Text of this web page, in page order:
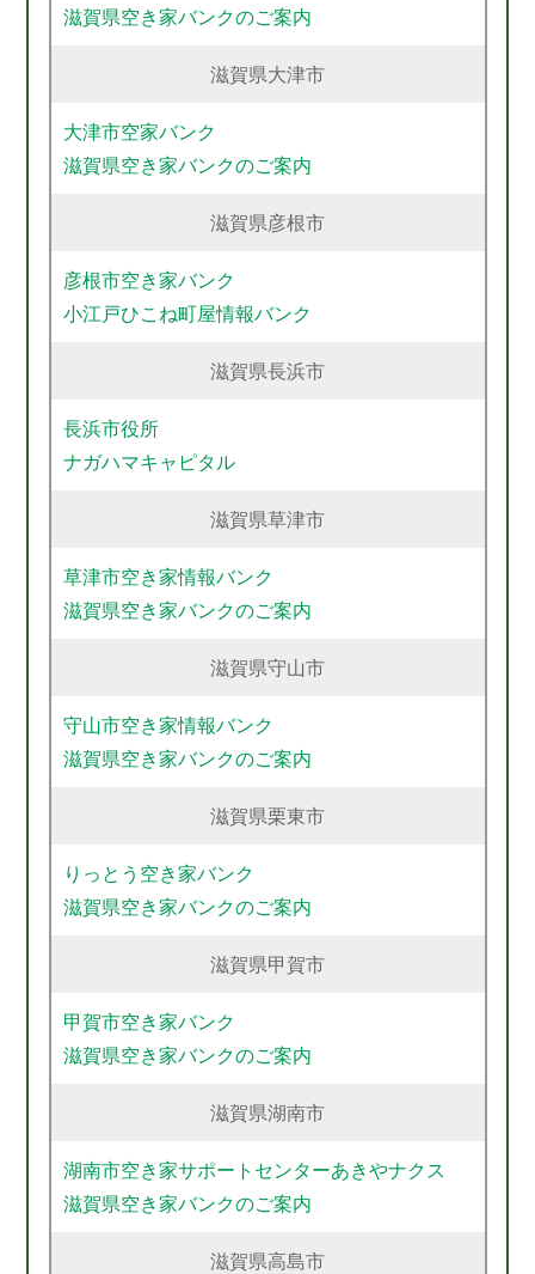
滋賀県空き家バンクのご案内
滋賀県大津市
大津市空家バンク
滋賀県空き家バンクのご案内
滋賀県彦根市
彦根市空き家バンク
小江戸ひこね町屋情報バンク
滋賀県長浜市
長浜市役所
ナガハマキャピタル
滋賀県草津市
草津市空き家情報バンク
滋賀県空き家バンクのご案内
滋賀県守山市
守山市空き家情報バンク
滋賀県空き家バンクのご案内
滋賀県栗東市
りっとう空き家バンク
滋賀県空き家バンクのご案内
滋賀県甲賀市
甲賀市空き家バンク
滋賀県空き家バンクのご案内
滋賀県湖南市
湖南市空き家サポートセンターあきやナクス
滋賀県空き家バンクのご案内
滋賀県高島市